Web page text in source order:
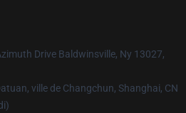
Drive Baldwinsville, Ny 13027,
ville de Changchun, Shanghai, CN